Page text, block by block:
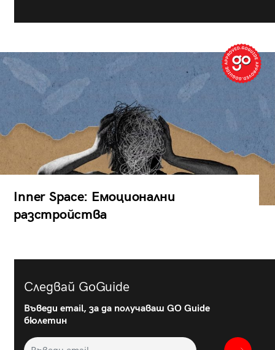
Inner Space: Емоционални
разстройства
Следвай GoGuide
Въведи email, за да получаваш GO Guide
бюлетин